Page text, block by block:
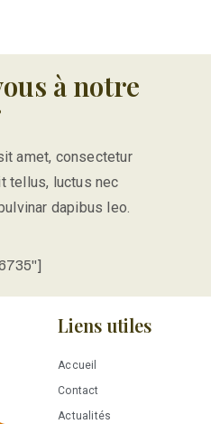
à notre
amet, consectetur
tellus, luctus nec
dapibus leo.
Liens utiles
Accueil
Contact
Actualités